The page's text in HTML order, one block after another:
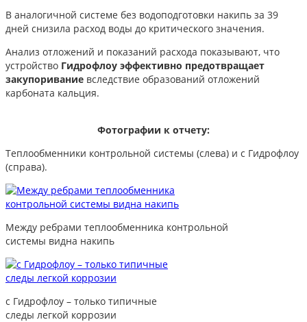
В аналогичной системе без водоподготовки накипь за 39
дней снизила расход воды до критического значения.
Анализ отложений и показаний расхода показывают, что
устройство Гидрофлоу эффективно предотвращает
закупоривание вследствие образований отложений
карбоната кальция.
Фотографии к отчету:
Теплообменники контрольной системы (слева) и с Гидрофлоу
(справа).
Между ребрами теплообменника контрольной
системы видна накипь
с Гидрофлоу – только типичные
следы легкой коррозии